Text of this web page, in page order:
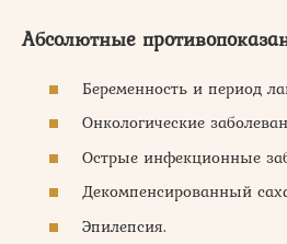
Абсолютные
Беременность и период
Онкологические
Острые инфекционные
Декомпенсированный
Эпилепсия.